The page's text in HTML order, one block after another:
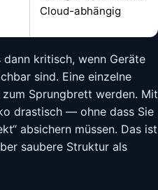
Cloud-abhängig
kritisch, wenn Geräte
sind. Eine einzelne
Sprungbrett werden. Mit
drastisch — ohne dass Sie
absichern müssen. Das ist
saubere Struktur als